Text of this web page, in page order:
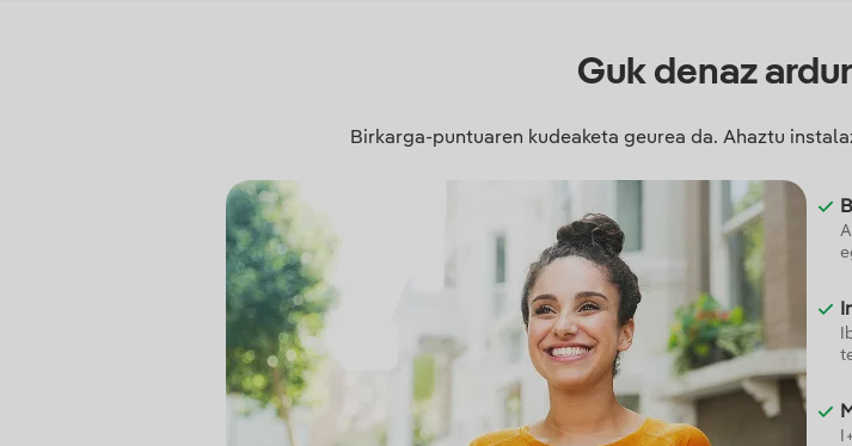
Guk denaz
Birkarga-puntuaren kudeaketa geurea da. Ahaztu